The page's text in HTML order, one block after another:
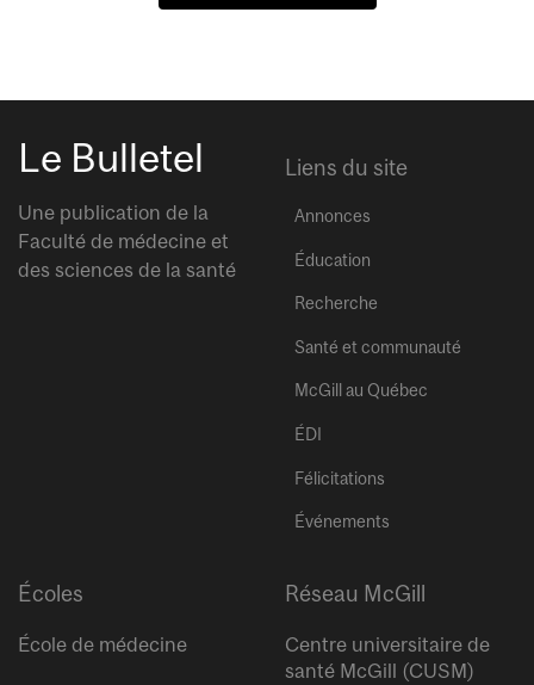
Le Bulletel
Une publication de la
Faculté de médecine et
des sciences de la santé
Liens du site
Annonces
Éducation
Recherche
Santé et communauté
McGill au Québec
ÉDI
Félicitations
Événements
Écoles
École de médecine
Réseau McGill
Centre universitaire de
santé McGill (CUSM)